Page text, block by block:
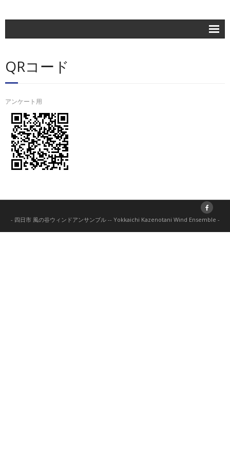
楽団紹介
ブログ
お問合せ
団員専用
QRコード
アンケート用
- 四日市 風の谷ウィンドアンサンブル -- Yokkaichi Kazenotani Wind Ensemble -